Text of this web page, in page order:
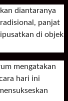
diantaranya
panjat
di objek
mengatakan
hari ini